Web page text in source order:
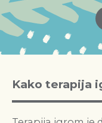
Kako terapija